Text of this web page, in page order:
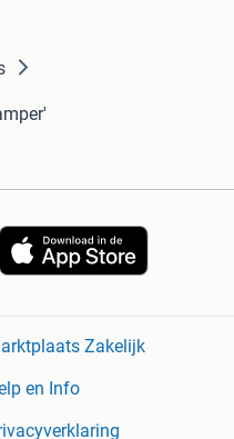
Zakelijk
en Info